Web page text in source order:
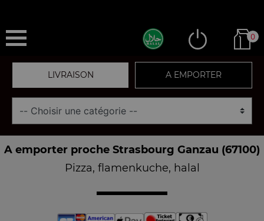
0
LIVRAISON A EMPORTER
A emporter proche Strasbourg Ganzau (67100)
Pizza, flamenkuche, halal